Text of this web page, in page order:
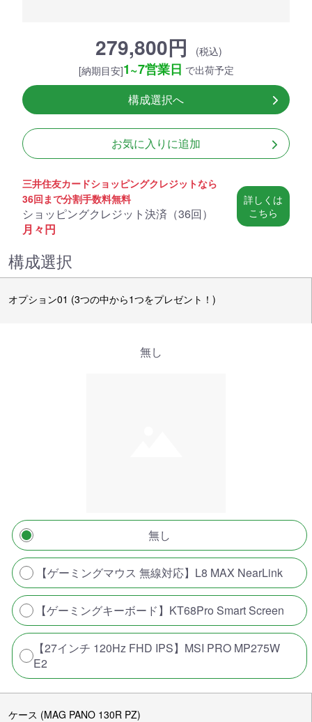
279,800円
(税込)
[納期目安]1~7営業日 で出荷予定
構成選択へ
お気に入りに追加
三井住友カードショッピングクレジットなら
36回まで分割手数料無料
ショッピングクレジット決済（36回）
月々円
詳しくは
こちら
構成選択
オプション01 (3つの中から1つをプレゼント！)
無し
無し
【ゲーミングマウス 無線対応】L8 MAX NearLink
【ゲーミングキーボード】KT68Pro Smart Screen
【27インチ 120Hz FHD IPS】MSI PRO MP275W
E2
ケース (MAG PANO 130R PZ)